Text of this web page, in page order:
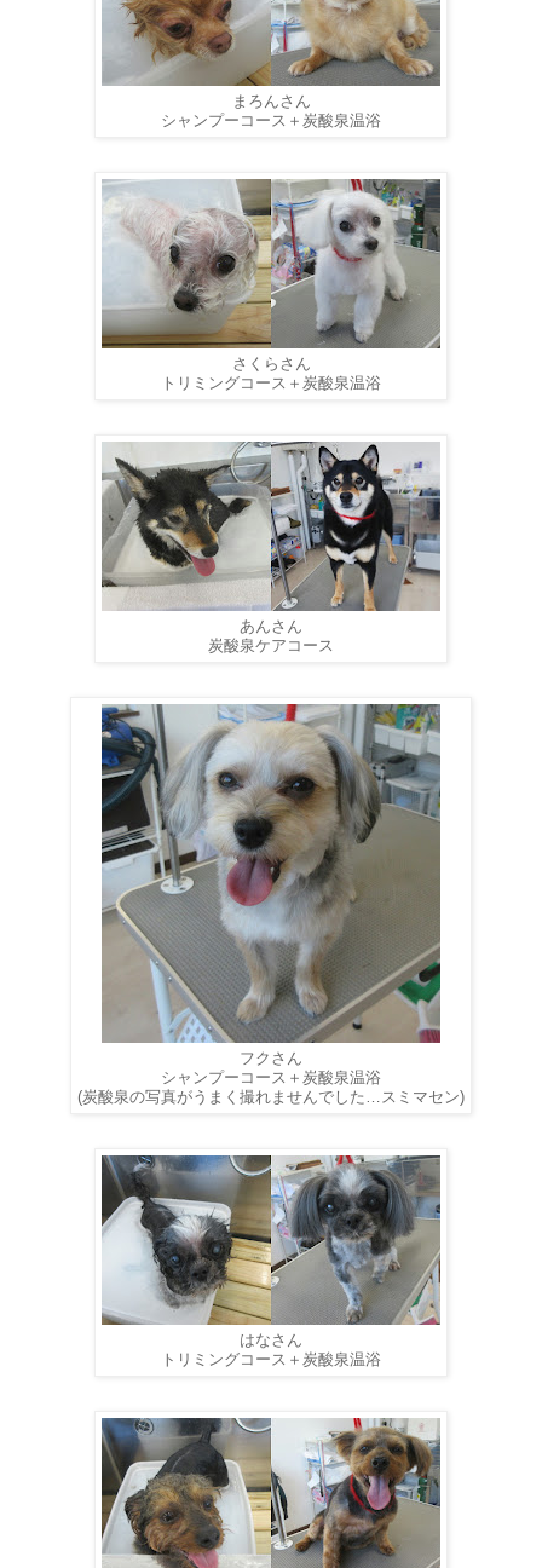
まろんさん
シャンプーコース＋炭酸泉温浴
さくらさん
トリミングコース＋炭酸泉温浴
あんさん
炭酸泉ケアコース
フクさん
シャンプーコース＋炭酸泉温浴
(炭酸泉の写真がうまく撮れませんでした…スミマセン)
はなさん
トリミングコース＋炭酸泉温浴